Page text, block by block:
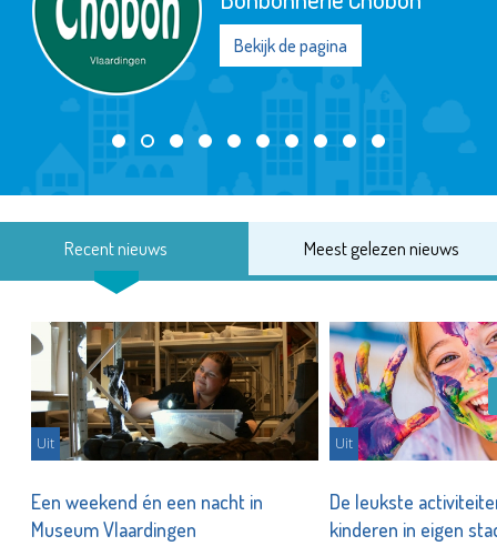
Bekijk de pagina
Recent nieuws Meest gelezen nieuws
Uit
Een weekend én een nacht in
Museum Vlaardingen
Uit
De leukste
kinderen in eigen